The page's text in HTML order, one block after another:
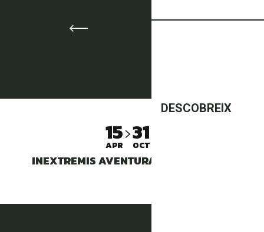
DESCOBREIX
15
APR 31
OCT
INEXTREMIS AVENTURA CANYONING